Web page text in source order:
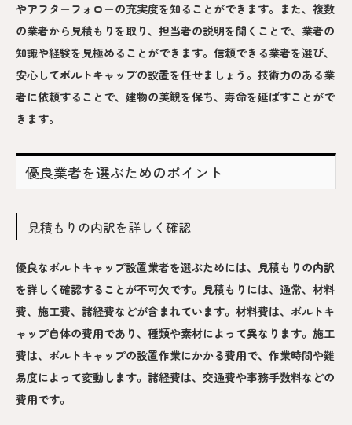
やアフターフォローの充実度を知ることができます。また、複数
の業者から見積もりを取り、担当者の説明を聞くことで、業者の
知識や経験を見極めることができます。信頼できる業者を選び、
安心してボルトキャップの設置を任せましょう。技術力のある業
者に依頼することで、建物の美観を保ち、寿命を延ばすことがで
きます。
優良業者を選ぶためのポイント
見積もりの内訳を詳しく確認
優良なボルトキャップ設置業者を選ぶためには、見積もりの内訳
を詳しく確認することが不可欠です。見積もりには、通常、材料
費、施工費、諸経費などが含まれています。材料費は、ボルトキ
ャップ自体の費用であり、種類や素材によって異なります。施工
費は、ボルトキャップの設置作業にかかる費用で、作業時間や難
易度によって変動します。諸経費は、交通費や事務手数料などの
費用です。